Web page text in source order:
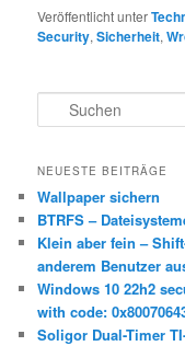
Veröffentlicht unter
Security,Sicherheit,
u
h
n
NEUESTE BEITRÄGE
Wallpaper sichern
BTRFS –
Klein aber fein –
anderem Benutzer
Windows 10 22h2
with code:
Soligor Dual-Timer